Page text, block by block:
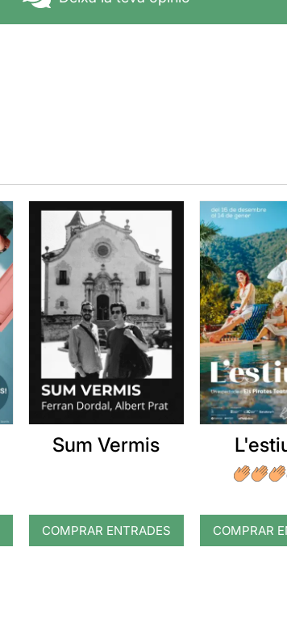
Sum Vermis
COMPRAR ENTRADES COMPRAR